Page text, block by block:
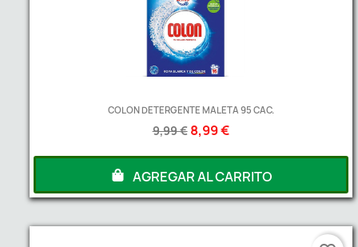
COLON DETERGENTE MALETA 95 CAC.
9,99 € 8,99 €
AGREGAR AL CARRITO